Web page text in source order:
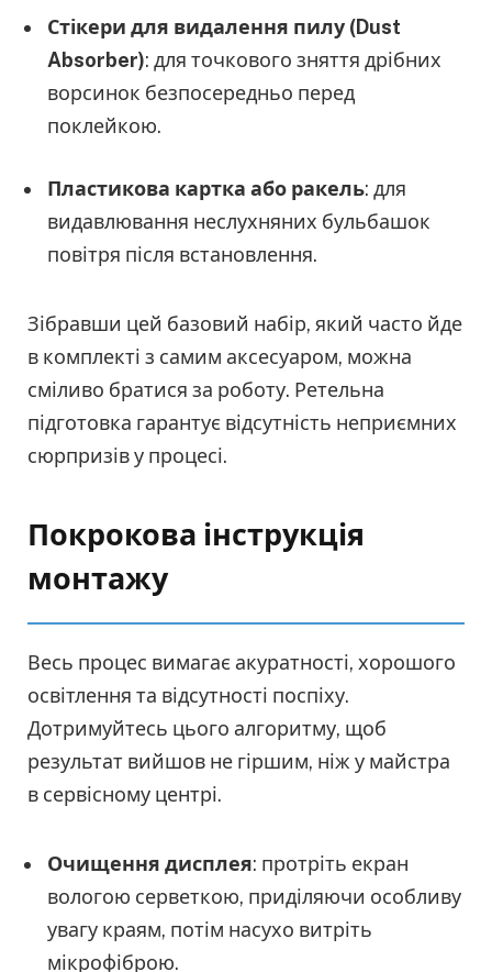
Стікери для видалення пилу (Dust
Absorber): для точкового зняття дрібних
ворсинок безпосередньо перед
поклейкою.
Пластикова картка або ракель: для
видавлювання неслухняних бульбашок
повітря після встановлення.
Зібравши цей базовий набір, який часто йде
в комплекті з самим аксесуаром, можна
сміливо братися за роботу. Ретельна
підготовка гарантує відсутність неприємних
сюрпризів у процесі.
Покрокова інструкція
монтажу
Весь процес вимагає акуратності, хорошого
освітлення та відсутності поспіху.
Дотримуйтесь цього алгоритму, щоб
результат вийшов не гіршим, ніж у майстра
в сервісному центрі.
Очищення дисплея: протріть екран
вологою серветкою, приділяючи особливу
увагу краям, потім насухо витріть
мікрофіброю.